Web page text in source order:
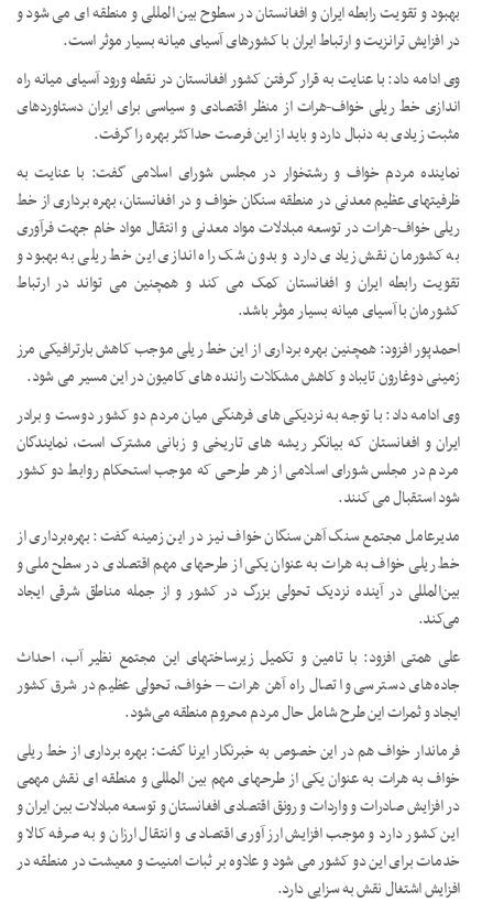
بهبود و تقویت رابطه ایران و افغانستان در سطوح بین المللی و منطقه ای می شود و
در افزایش ترانزیت و ارتباط ایران با کشورهای آسیای میانه بسیار موثر است.
وی ادامه داد: با عنایت به قرار گرفتن کشور افغانستان در نقطه ورود آسیای میانه راه
اندازی خط ریلی خواف-هرات از منظر اقتصادی و سیاسی برای ایران دستاوردهای
مثبت زیادی به دنبال دارد و باید از این فرصت حداکثر بهره را گرفت.
نماینده مردم خواف و رشتخوار در مجلس شورای اسلامی گفت: با عنایت به
ظرفیتهای عظیم معدنی در منطقه سنگان خواف و در افغانستان، بهره برداری از خط
ریلی خواف-هرات در توسعه مبادلات مواد معدنی و انتقال مواد خام جهت فرآوری
به کشورمان نقش زیادی دارد و بدون شک راه اندازی این خط ریلی به بهبود و
تقویت رابطه ایران و افغانستان کمک می کند و همچنین می تواند در ارتباط
کشورمان با آسیای میانه بسیار موثر باشد.
احمدپور افزود: همچنین بهره برداری از این خط ریلی موجب کاهش بارترافیکی مرز
زمینی دوغارون تایباد و کاهش مشکلات راننده های کامیون در این مسیر می شود.
وی ادامه داد: با توجه به نزدیکی های فرهنگی میان مردم دو کشور دوست و برادر
ایران و افغانستان که بیانگر ریشه های تاریخی و زبانی مشترک است، نمایندگان
مردم در مجلس شورای اسلامی از هر طرحی که موجب استحکام روابط دو کشور
شود استقبال می کنند.
مدیرعامل مجتمع سنگ آهن سنگان خواف نیز در این زمینه گفت: بهره‌برداری از
خط ریلی خواف به هرات به عنوان یکی از طرحهای مهم اقتصادی در سطح ملی و
بین‌المللی در آینده نزدیک تحولی بزرگ در کشور و از جمله مناطق شرقی ایجاد
می‌کند.
علی همتی افزود: با تامین و تکمیل زیرساختهای این مجتمع نظیر آب، احداث
جاده‌های دسترسی و اتصال راه آهن هرات – خواف، تحولی عظیم در شرق کشور
ایجاد و ثمرات این طرح شامل حال مردم محروم منطقه می‌شود.
فرماندار خواف هم در این خصوص به خبرنگار ایرنا گفت: بهره برداری از خط ریلی
خواف به هرات به عنوان یکی از طرحهای مهم بین المللی و منطقه ای نقش مهمی
در افزایش صادرات و واردات و رونق اقتصادی افغانستان و توسعه مبادلات بین ایران و
این کشور دارد و موجب افزایش ارز آوری اقتصادی و انتقال ارزان و به صرفه کالا و
خدمات برای این دو کشور می شود و علاوه بر ثبات امنیت و معیشت در منطقه در
افزایش اشتغال نقش به سزایی دارد.